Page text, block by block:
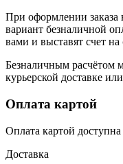
При оформлении заказа
вариант безналичной
вами и выставят счет на
Безналичным расчётом
курьерской доставке
Оплата картой
Оплата картой
Доставка